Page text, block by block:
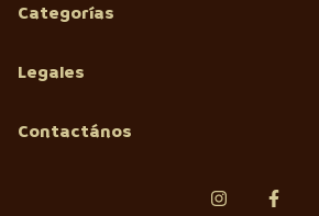
Categorías
Legales
Contactános